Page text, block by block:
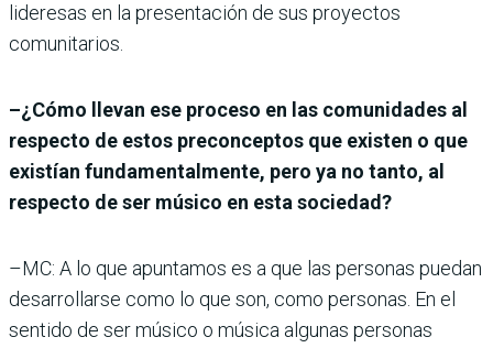
lideresas en la presentación de sus proyectos
comunitarios.
–¿Cómo llevan ese proceso en las comunidades al
respecto de estos preconceptos que existen o que
existían fundamentalmente, pero ya no tanto, al
respecto de ser músico en esta sociedad?
–MC: A lo que apuntamos es a que las personas puedan
desarrollarse como lo que son, como personas. En el
sentido de ser músico o música algunas personas